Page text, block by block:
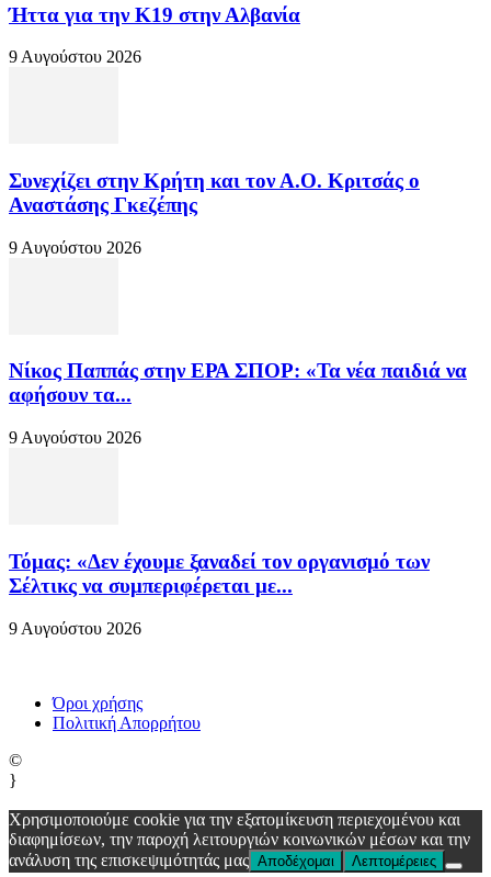
Ήττα για την Κ19 στην Αλβανία
9 Αυγούστου 2026
Συνεχίζει στην Κρήτη και τον Α.Ο. Κριτσάς ο
Αναστάσης Γκεζέπης
9 Αυγούστου 2026
Νίκος Παππάς στην ΕΡΑ ΣΠΟΡ: «Τα νέα παιδιά να
αφήσουν τα...
9 Αυγούστου 2026
Τόμας: «Δεν έχουμε ξαναδεί τον οργανισμό των
Σέλτικς να συμπεριφέρεται με...
9 Αυγούστου 2026
Όροι χρήσης
Πολιτική Απορρήτου
©
}
Χρησιμοποιούμε cookie για την εξατομίκευση περιεχομένου και
διαφημίσεων, την παροχή λειτουργιών κοινωνικών μέσων και την
ανάλυση της επισκεψιμότητάς μας Αποδέχομαι Λεπτομέρειες